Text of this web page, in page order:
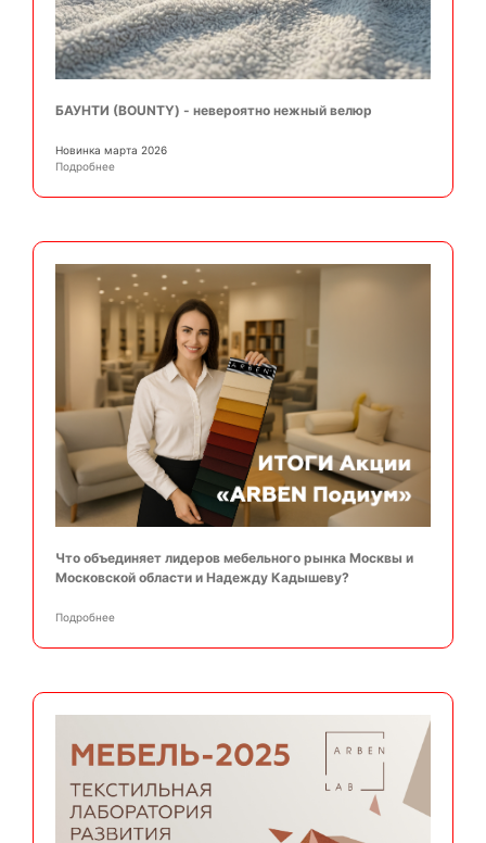
БАУНТИ (BOUNTY) - невероятно нежный велюр
Новинка марта 2026
Подробнее
Что объединяет лидеров мебельного рынка Москвы и
Московской области и Надежду Кадышеву?
Подробнее